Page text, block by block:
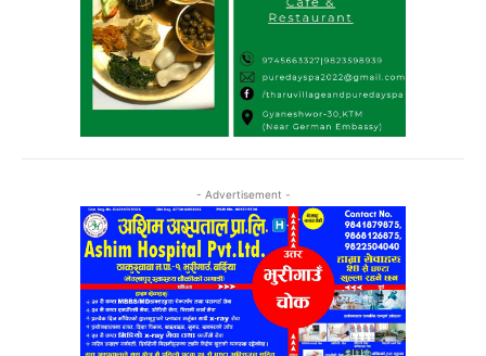
- Advertisement -